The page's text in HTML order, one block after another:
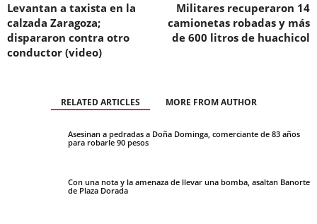
Levantan a taxista en la
calzada Zaragoza;
dispararon contra otro
conductor (video)
Militares recuperaron 14
camionetas robadas y más
de 600 litros de huachicol
RELATED ARTICLES MORE FROM AUTHOR
Asesinan a pedradas a Doña Dominga, comerciante de 83 años
para robarle 90 pesos
Con una nota y la amenaza de llevar una bomba, asaltan Banorte
de Plaza Dorada